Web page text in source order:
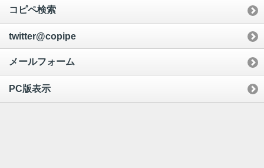
コピペ検索
twitter@copipe
メールフォーム
PC版表示